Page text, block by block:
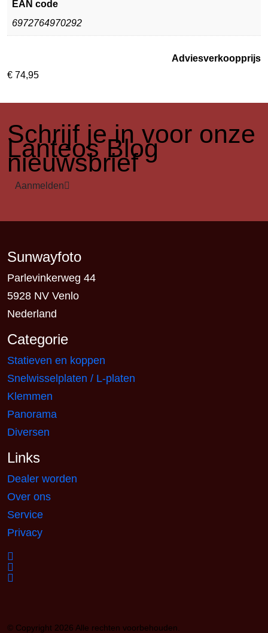
EAN code
6972764970292
Adviesverkoopprijs
€ 74,95
​Schrijf je in voor onze
Lanteos Blog
nieuwsbrief
Aanmelden
Sunwayfoto
Parlevinkerweg 44
5928 NV Venlo
Nederland
Categorie
Statieven en koppen
Snelwisselplaten / L-platen
Klemmen
Panorama
Diversen
Links
Dealer worden
Over ons
Service
Privacy
© Copyright 2026 Alle rechten voorbehouden.